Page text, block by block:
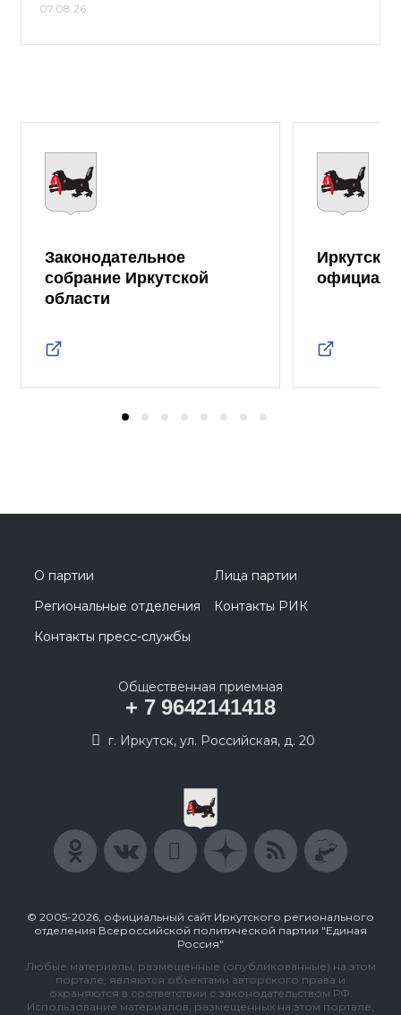
07.08.26
Законодательное
собрание Иркутской
области
О партии
Лица партии
Региональные отделения
Контакты РИК
Контакты пресс-службы
Общественная приемная
+ 7 9642141418
г. Иркутск, ул. Российская, д. 20
© 2005-2026, официальный сайт Иркутского регионального
отделения Всероссийской политической партии "Единая
Россия"
Любые материалы, размещенные (опубликованные) на этом
портале, являются объектами авторского права и
охраняются в соответствии с законодательством РФ.
Использование материалов, размещенных на этом портале,